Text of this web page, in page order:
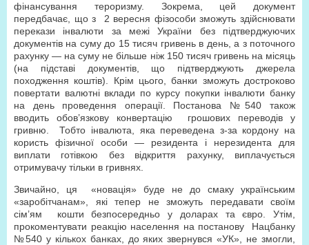
фінансування тероризму. Зокрема, цей документ
передбачає, що з
2 вересня фізособи зможуть здійснювати
перекази інвалюти за межі України без підтверджуючих
документів на суму до 15 тисяч гривень в день, а з поточного
рахунку — на суму не більше ніж 150 тисяч гривень на місяць
(на підставі документів, що підтверджують джерела
походження коштів). Крім цього, банки зможуть достроково
повертати валютні вклади по курсу покупки інвалюти банку
на день проведення операції. Постанова №540 також
вводить обов’язкову конвертацію
грошових переводів у
гривню.
Тобто інвалюта, яка переведена з-за кордону на
користь фізичної особи — резидента і нерезидента для
виплати готівкою без відкриття рахунку, виплачується
отримувачу тільки в гривнях.
Звичайно, ця
«новація» буде не до смаку українським
«заробітчанам», які тепер не зможуть передавати своїм
сім’ям
кошти безпосередньо у доларах та євро. Утім,
прокоментувати реакцію населення на постанову
Нацбанку
№540 у кількох банках, до яких звернувся «УК», не змогли,